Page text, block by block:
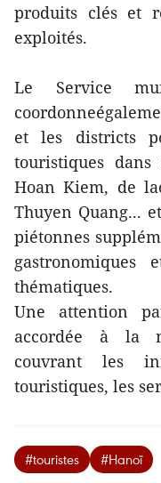
produits clés et
exploités.
Le Service
et les districts
touristiques
Hoan Kiem, de
Thuyen Quang...
piétonnes
gastronomiques
thématiques.
Une attention
accordée à la
couvrant les
touristiques, les
#touristes #Hanoï